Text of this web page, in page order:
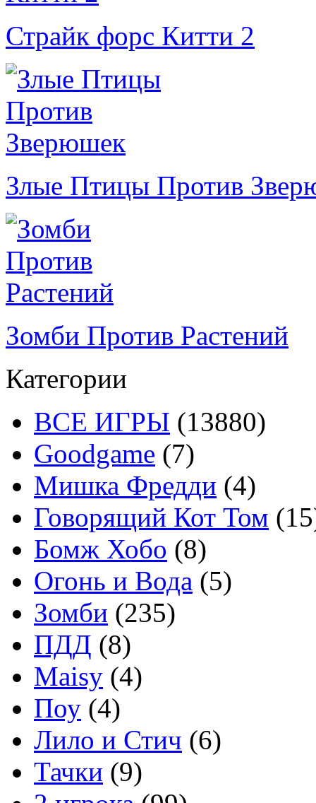
Страйк форс Китти 2
Злые Птицы Против
Зомби Против Растений
Категории
ВСЕ ИГРЫ (13880)
Goodgame (7)
Мишка Фредди (4)
Говорящий Кот Том
Бомж Хобо (8)
Огонь и Вода (5)
Зомби (235)
ПДД (8)
Maisy (4)
Поу (4)
Лило и Стич (6)
Тачки (9)